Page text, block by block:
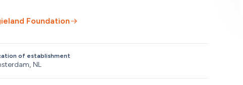
Foundation
of establishment
NL